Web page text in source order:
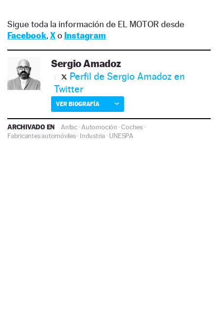
Sigue toda la información de EL MOTOR desde
Facebook, Xo Instagram
Sergio Amadoz
Perfil de Sergio Amadoz en
Twitter
VER BIOGRAFÍA
ARCHIVADO EN Anfac·Automoción ·Coches·
Fabricantes automóviles· Industria·UNESPA